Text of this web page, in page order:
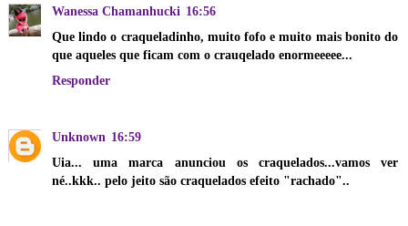
Wanessa Chamanhucki 16:56
Que lindo o craqueladinho, muito fofo e muito mais bonito do
que aqueles que ficam com o crauqelado enormeeeee...
Responder
Unknown 16:59
Uia... uma marca anunciou os craquelados...vamos ver
né..kkk.. pelo jeito são craquelados efeito "rachado"..